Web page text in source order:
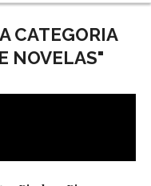
CATEGORIA
NOVELAS"